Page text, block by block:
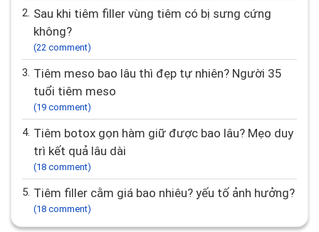
2. Sau khi tiêm filler vùng tiêm có bị sưng cứng
không?
(22 comment)
3. Tiêm meso bao lâu thì đẹp tự nhiên? Người 35
tuổi tiêm meso
(19 comment)
4. Tiêm botox gọn hàm giữ được bao lâu? Mẹo duy
trì kết quả lâu dài
(18 comment)
5. Tiêm filler cằm giá bao nhiêu? yếu tố ảnh hưởng?
(18 comment)